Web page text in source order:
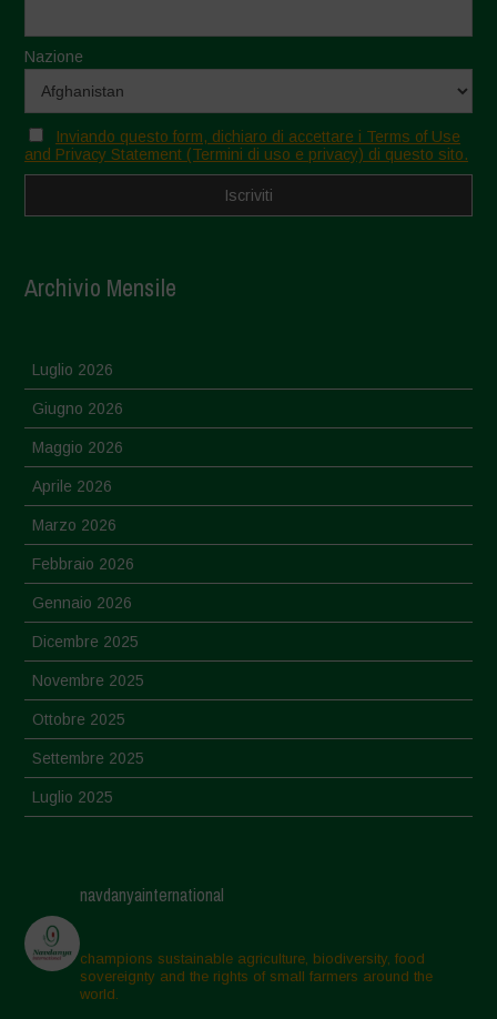
Nazione
Inviando questo form, dichiaro di accettare i Terms of Use
and Privacy Statement (Termini di uso e privacy) di questo sito.
Archivio Mensile
Luglio 2026
Giugno 2026
Maggio 2026
Aprile 2026
Marzo 2026
Febbraio 2026
Gennaio 2026
Dicembre 2025
Novembre 2025
Ottobre 2025
Settembre 2025
Luglio 2025
Aprile 2025
Marzo 2025
Febbraio 2025
navdanyainternational
champions sustainable agriculture, biodiversity, food
sovereignty and the rights of small farmers around the
world.